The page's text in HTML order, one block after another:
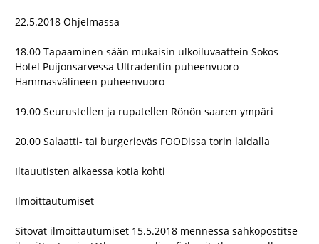
22.5.2018 Ohjelmassa
18.00 Tapaaminen sään mukaisin ulkoiluvaattein Sokos
Hotel Puijonsarvessa Ultradentin puheenvuoro
Hammasvälineen puheenvuoro
19.00 Seurustellen ja rupatellen Rönön saaren ympäri
20.00 Salaatti- tai burgerieväs FOODissa torin laidalla
Iltauutisten alkaessa kotia kohti
Ilmoittautumiset
Sitovat ilmoittautumiset 15.5.2018 mennessä sähköpostitse